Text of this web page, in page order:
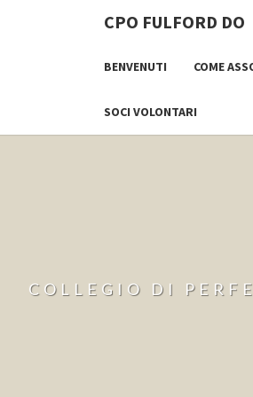
CPO FULFORD DO
BENVENUTI COME
SOCI VOLONTARI
COLLEGIO DI